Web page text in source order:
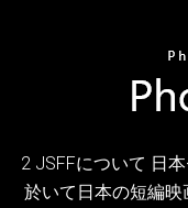
2 JSFFについて 日
於いて日本の短編